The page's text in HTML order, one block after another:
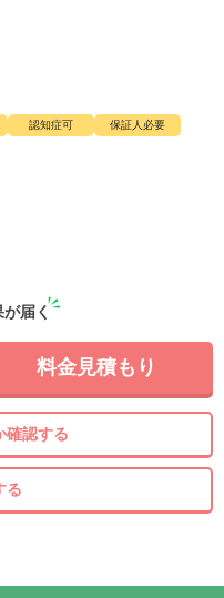
認知症可
保証人必要
届く
料金見積もり
確認する
る